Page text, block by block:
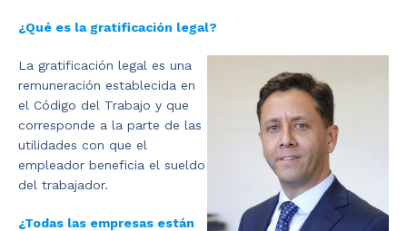
¿Qué es la gratificación legal?
La gratificación legal es una
remuneración establecida en
el Código del Trabajo y que
corresponde a la parte de las
utilidades con que el
empleador beneficia el sueldo
del trabajador.
¿Todas las empresas están